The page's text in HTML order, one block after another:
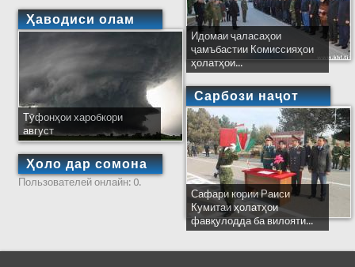
Ҳаводиси олам
Тӯфонҳои харобкори
август
Ҳоло дар сомона
Пользователей онлайн: 0.
Идомаи ҷаласаҳои
ҷамъбастии Комиссияҳои
ҳолатҳои...
Сарбози наҷот
Сафари кории Раиси
Кумитаи ҳолатҳои
фавқулодда ба вилояти...